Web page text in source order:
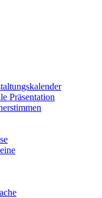
Präsentation